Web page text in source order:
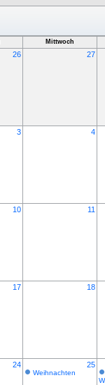
Mittwoch
26 27
3 4
10 11
17 18
24 25
Weihnachten